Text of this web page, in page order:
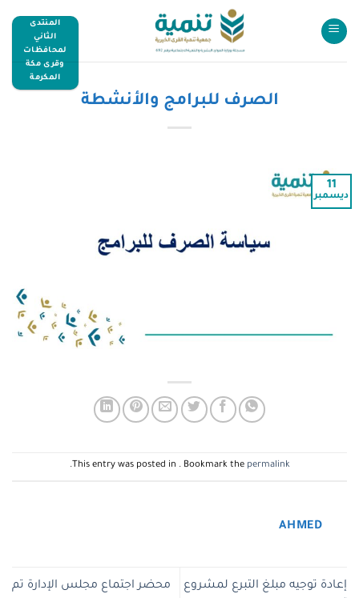
المنتدى
الثاني
لمحافظات
وقرى مكة
المكرمة
الصرف للبرامج والأنشطة
11
ديسمبر
This entry was posted in . Bookmark the permalink
.
AHMED
إعادة توجيه مبلغ التبرع لمشروع
محضر اجتماع مجلس الإدارة تم